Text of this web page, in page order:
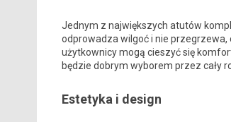
Jednym z największych atutów
odprowadza wilgoć i nie przegrzewa,
użytkownicy mogą cieszyć się
będzie dobrym wyborem przez cały
Estetyka i design